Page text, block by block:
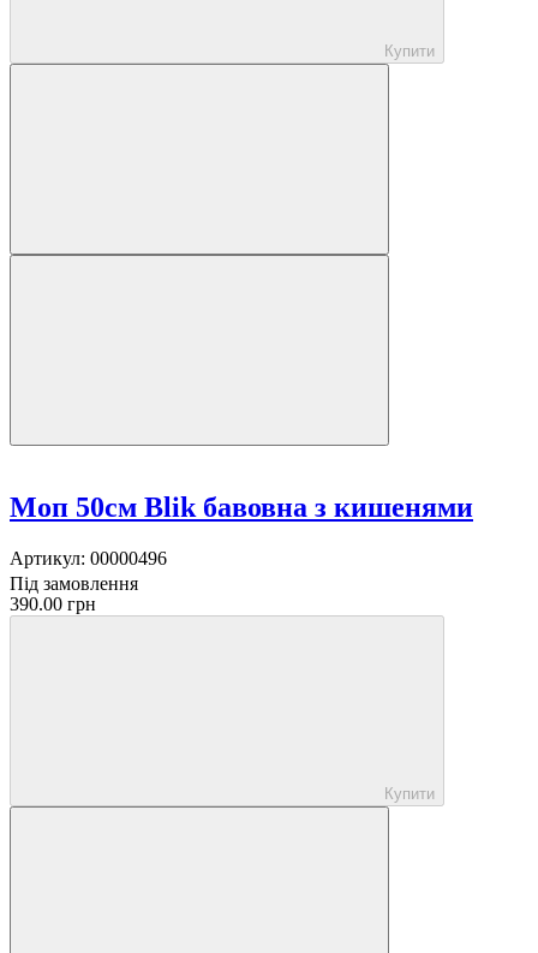
Купити
Моп 50см Blik бавовна з кишенями
Артикул: 00000496
Під замовлення
390.00 грн
Купити